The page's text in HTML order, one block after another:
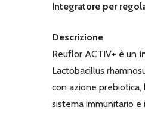
Integratore per
Descrizione
Reuflor ACTIV+ è un
Lactobacillus
con azione
sistema immunitario